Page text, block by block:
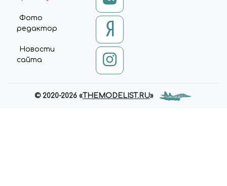
Фото
редактор
Новости
сайта
© 2020-2026 «THEMODELIST.RU»